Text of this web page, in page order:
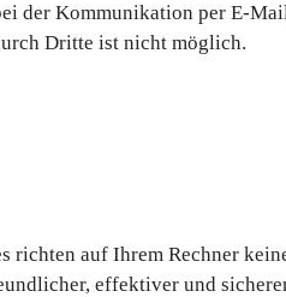
der Kommunikation per E-
Dritte ist nicht möglich.
richten auf Ihrem Rechner
effektiver und